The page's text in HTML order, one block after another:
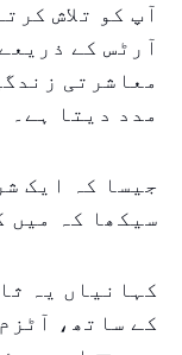
آپ کو تلاش
آرٹس کے
معاشرتی
مدد دیتا ہے۔
جیسا کہ ایک
سیکھا کہ میں
کہانیاں یہ
کے ساتھ،